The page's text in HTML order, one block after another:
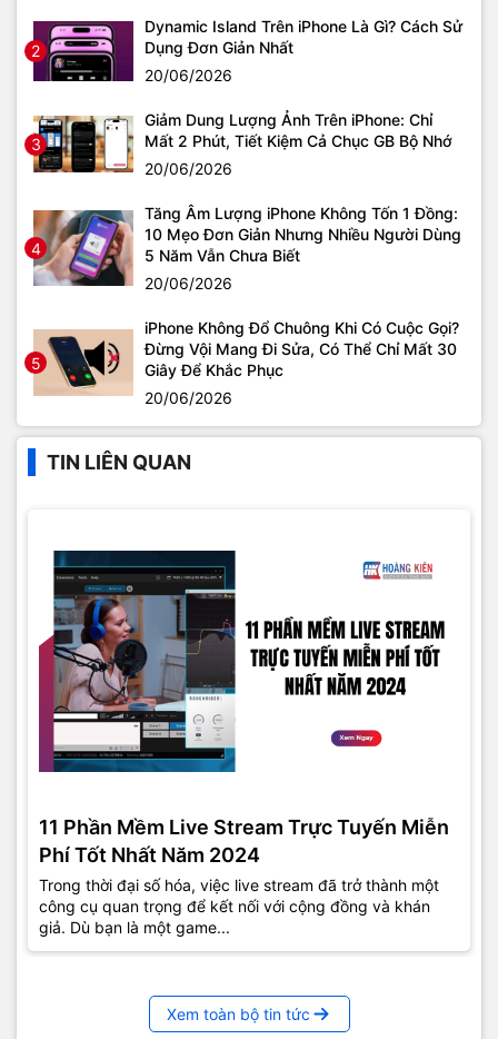
2
Dynamic Island Trên iPhone Là Gì? Cách Sử
Dụng Đơn Giản Nhất
20/06/2026
3
Giảm Dung Lượng Ảnh Trên iPhone: Chỉ
Mất 2 Phút, Tiết Kiệm Cả Chục GB Bộ Nhớ
20/06/2026
4
Tăng Âm Lượng iPhone Không Tốn 1 Đồng:
10 Mẹo Đơn Giản Nhưng Nhiều Người Dùng
5 Năm Vẫn Chưa Biết
20/06/2026
5
iPhone Không Đổ Chuông Khi Có Cuộc Gọi?
Đừng Vội Mang Đi Sửa, Có Thể Chỉ Mất 30
Giây Để Khắc Phục
20/06/2026
TIN LIÊN QUAN
11 Phần Mềm Live Stream Trực Tuyến Miễn
Phí Tốt Nhất Năm 2024
Trong thời đại số hóa, việc live stream đã trở thành một
công cụ quan trọng để kết nối với cộng đồng và khán
giả. Dù bạn là một game...
Xem toàn bộ tin tức